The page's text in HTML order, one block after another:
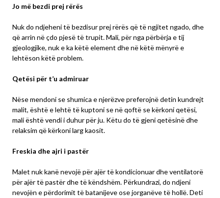
Jo më bezdi prej rërës
Nuk do ndjeheni të bezdisur prej rërës që të ngjitet ngado, dhe
që arrin në çdo pjesë të trupit. Mali, për nga përbërja e tij
gjeologjike, nuk e ka këtë element dhe në këtë mënyrë e
lehtëson këtë problem.
Qetësi për t’u admiruar
Nëse mendoni se shumica e njerëzve preferojnë detin kundrejt
malit, është e lehtë të kuptoni se në qoftë se kërkoni qetësi,
mali është vendi i duhur për ju. Këtu do të gjeni qetësinë dhe
relaksim që kërkoni larg kaosit.
Freskia dhe ajri i pastër
Malet nuk kanë nevojë për ajër të kondicionuar dhe ventilatorë
për ajër të pastër dhe të këndshëm. Përkundrazi, do ndjeni
nevojën e përdorimit të batanijeve ose jorganëve të hollë. Deti